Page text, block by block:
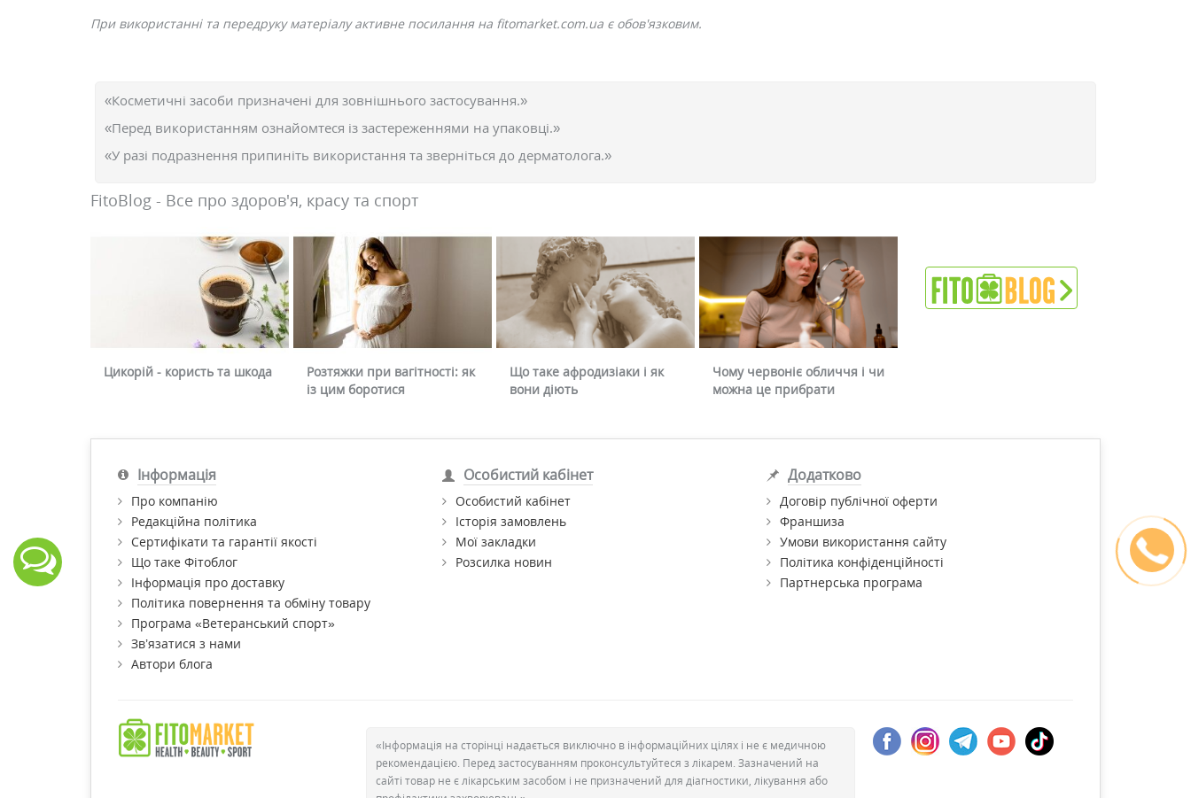
При використанні та передруку матеріалу активне посилання на fitomarket.com.ua є обов'язковим.
«Косметичні засоби призначені для зовнішнього застосування.»
«Перед використанням ознайомтеся із застереженнями на упаковці.»
«У разі подразнення припиніть використання та зверніться до дерматолога.»
FitoBlog - Все про здоров'я, красу та спорт
Цикорій - користь та шкода
Розтяжки при вагітності: як
із цим боротися
Що таке афродизіаки і як
вони діють
Чому червоніє обличчя і чи
можна це прибрати
Інформація
Про компанію
Редакційна політика
Сертифікати та гарантії якості
Що таке Фітоблог
Інформація про доставку
Політика повернення та обміну товару
Програма «Ветеранський спорт»
Зв’язатися з нами
Автори блога
Особистий кабінет
Особистий кабінет
Історія замовлень
Мої закладки
Розсилка новин
Додатково
Договір публічної оферти
Франшиза
Умови використання сайту
Політика конфіденційності
Партнерська програма
«Інформація на сторінці надається виключно в інформаційних цілях і не є медичною
рекомендацією. Перед застосуванням проконсультуйтеся з лікарем. Зазначений на
сайті товар не є лікарським засобом і не призначений для діагностики, лікування або